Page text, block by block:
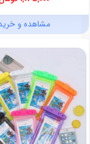
مشاهده و